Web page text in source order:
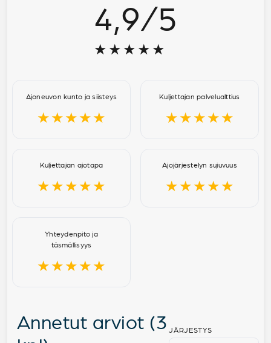
4,9/5
★★★★★
Ajoneuvon kunto ja siisteys
★★★★★
Kuljettajan palvelualttius
★★★★★
Kuljettajan ajotapa
★★★★★
Ajojärjestelyn sujuvuus
★★★★★
Yhteydenpito ja
täsmällisyys
★★★★★
Annetut arviot (3 JÄRJESTYS